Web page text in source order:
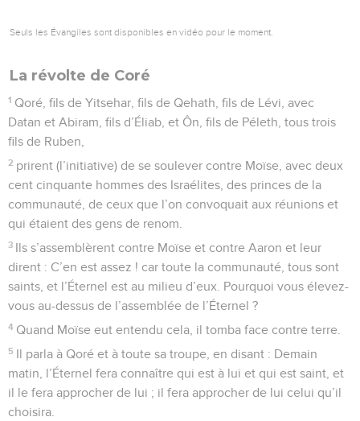
Seuls les Évangiles sont disponibles en vidéo pour le moment.
La révolte de Coré
1 Qoré, fils de Yitsehar, fils de Qehath, fils de Lévi, avec
Datan et Abiram, fils d’Éliab, et Ôn, fils de Péleth, tous trois
fils de Ruben,
2 prirent (l’initiative) de se soulever contre Moïse, avec deux
cent cinquante hommes des Israélites, des princes de la
communauté, de ceux que l’on convoquait aux réunions et
qui étaient des gens de renom.
3 Ils s’assemblèrent contre Moïse et contre Aaron et leur
dirent : C’en est assez ! car toute la communauté, tous sont
saints, et l’Éternel est au milieu d’eux. Pourquoi vous élevez-
vous au-dessus de l’assemblée de l’Éternel ?
4 Quand Moïse eut entendu cela, il tomba face contre terre.
5 Il parla à Qoré et à toute sa troupe, en disant : Demain
matin, l’Éternel fera connaître qui est à lui et qui est saint, et
il le fera approcher de lui ; il fera approcher de lui celui qu’il
choisira.